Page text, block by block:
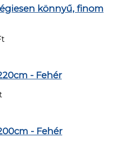
könnyű, finom
- Fehér
- Fehér